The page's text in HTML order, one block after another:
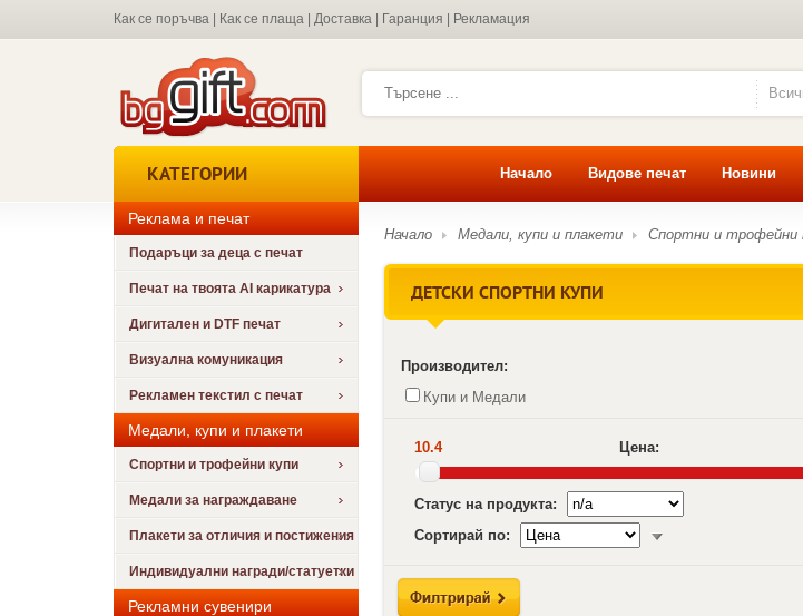
Как се поръчва Как се плаща Доставка Гаранция Рекламация
КАТЕГОРИИ Начало Видове печат Новини
Реклама и печат
Подаръци за деца с печат
Печат на твоята AI карикатура
Дигитален и DTF печат
Визуална комуникация
Рекламен текстил с печат
Медали, купи и плакети
Спортни и трофейни купи
Медали за награждаване
Плакети за отличия и постижения
Индивидуални награди/статуетки
Рекламни сувенири
Начало Медали, купи и плакети Спортни и трофейни
ДЕТСКИ СПОРТНИ КУПИ
Производител:
Купи и Медали
10.4 Цена:
Статус на продукта:
Сортирай по: